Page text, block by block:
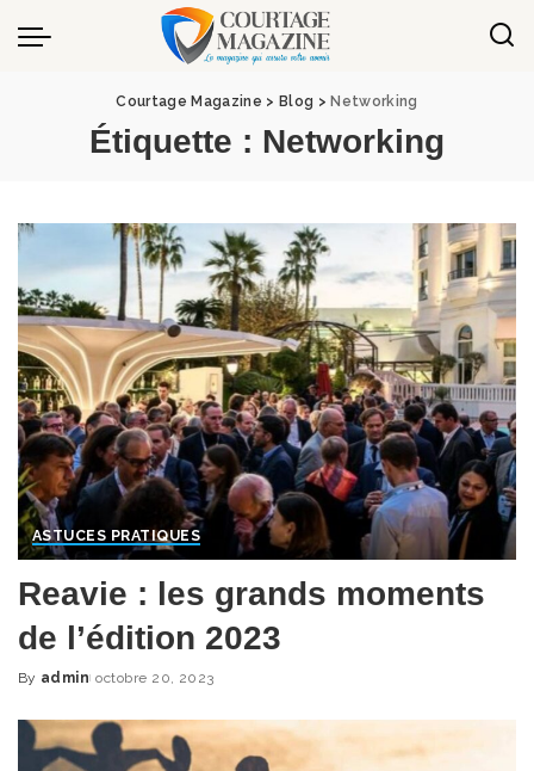
Panneau de gestion des cookies
Courtage Magazine > Blog > Networking
Étiquette : Networking
ASTUCES PRATIQUES
Reavie : les grands moments
de l’édition 2023
Posted
By admin octobre 20, 2023